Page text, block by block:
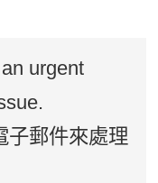
urgent
子郵件來處理